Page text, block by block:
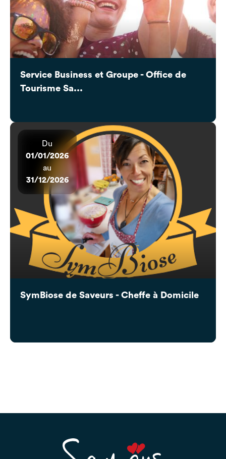
Service Business et Groupe - Office de
Tourisme Sa...
Du
01/01/2026
au
31/12/2026
SymBiose de Saveurs - Cheffe à Domicile